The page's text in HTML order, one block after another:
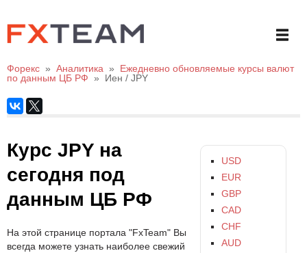
Форекс » Аналитика »
Ежедневно обновляемые курсы валют
по данным ЦБ РФ » Иен / JPY
USD
EUR
GBP
CAD
CHF
AUD
Курс JPY на
сегодня под
данным ЦБ РФ
На этой странице портала "FxTeam" Вы
всегда можете узнать наиболее свежий